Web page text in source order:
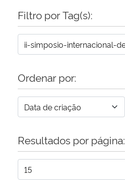
Filtro por Tag(s):
Ordenar por:
Resultados por página: